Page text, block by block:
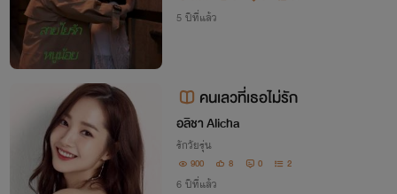
5 ปีที่แล้ว
คนเลวที่เธอไม่รัก
อลิชา Alicha
รักวัยรุ่น
900 8 0 2
6 ปีที่แล้ว